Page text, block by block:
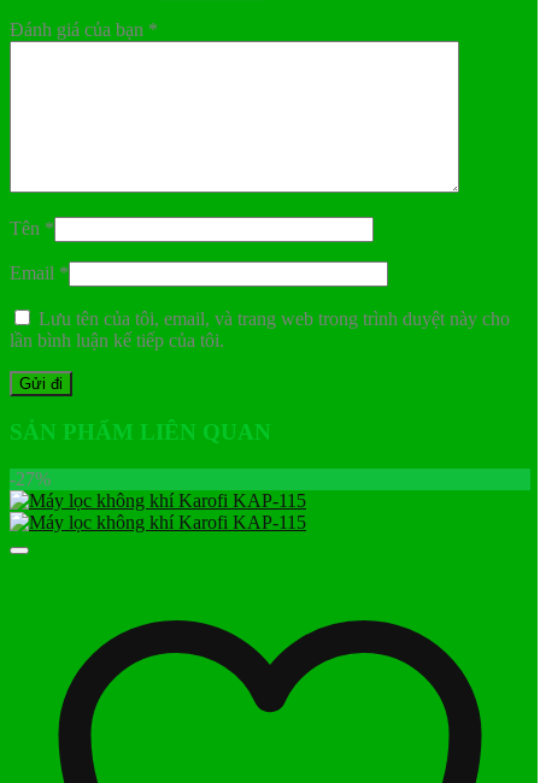
Đánh giá của bạn *
Tên *
Email *
Lưu tên của tôi, email, và trang web trong trình duyệt này cho
lần bình luận kế tiếp của tôi.
SẢN PHẨM LIÊN QUAN
-27%